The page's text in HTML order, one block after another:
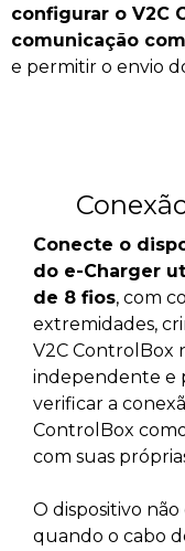
configurar o V2C
comunicação
e permitir o envio
Conecte o
do e-Charger
de 8 fios, com
extremidades,
V2C ControlBox
independente e
verificar a
ControlBox
com suas
O dispositivo
quando o cabo